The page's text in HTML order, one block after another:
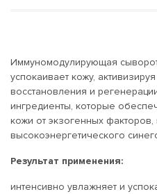
Иммуномодулирующая
успокаивает кожу,
восстановления и
ингредиенты, которые
кожи от экзогенных факторов,
высокоэнергетического
Результат применения:
интенсивно увлажняет и